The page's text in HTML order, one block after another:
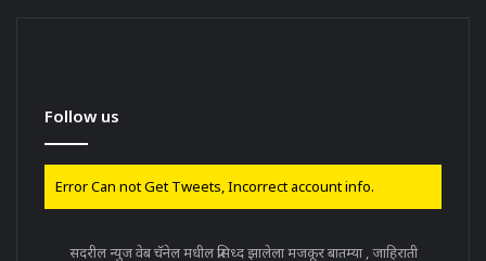
Follow us
Error Can not Get Tweets, Incorrect account info.
सदरील न्युज वेब चॅनेल मधील प्रसिध्द झालेला मजकूर बातम्या , जाहिराती